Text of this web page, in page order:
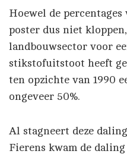
Hoewel de
poster dus niet
landbouwsector voor
stikstofuitstoot heeft
ten opzichte van 1990
ongeveer 50%.
Al stagneert deze
Fierens kwam de